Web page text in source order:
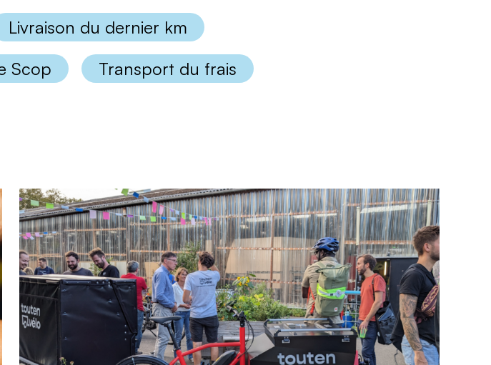
Livraison du dernier km
Scop
Transport du frais